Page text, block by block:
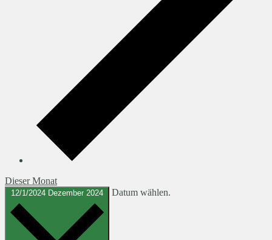
Dieser Monat
12/1/2024 Dezember 2024 Datum wählen.